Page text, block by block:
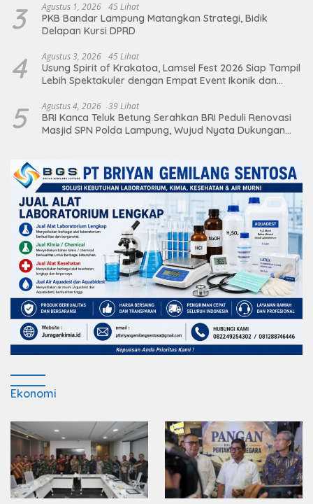
3 Agustus 1, 2026 45 Lihat
PKB Bandar Lampung Matangkan Strategi, Bidik
Delapan Kursi DPRD
4 Agustus 3, 2026 45 Lihat
Usung Spirit of Krakatoa, Lamsel Fest 2026 Siap Tampil
Lebih Spektakuler dengan Empat Event Ikonik dan
5 Agustus 4, 2026 39 Lihat
BRI Kanca Teluk Betung Serahkan BRI Peduli Renovasi
Masjid SPN Polda Lampung, Wujud Nyata Dukungan
Ekonomi